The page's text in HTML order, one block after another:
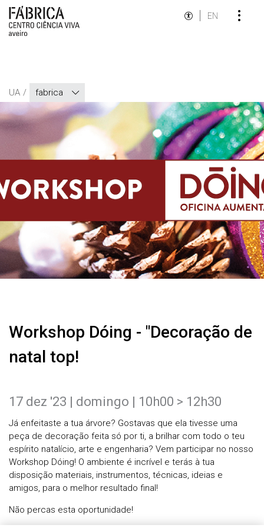
EN
UA fabrica
Workshop Dóing - "Decoração de
natal top!
17 dez '23 | domingo | 10h00 > 12h30
Já enfeitaste a tua árvore? Gostavas que ela tivesse uma
peça de decoração feita só por ti, a brilhar com todo o teu
espírito natalício, arte e engenharia? Vem participar no nosso
Workshop Dóing! O ambiente é incrível e terás à tua
disposição materiais, instrumentos, técnicas, ideias e
amigos, para o melhor resultado final!
Não percas esta oportunidade!